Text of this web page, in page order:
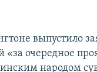
выпустило
«за очередное
народом